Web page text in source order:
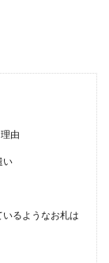
ると思います。贈
の金額の相場
由
い
いるようなお札は